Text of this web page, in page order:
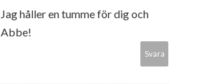
Jag håller en tumme för dig och
Abbe!
Svara